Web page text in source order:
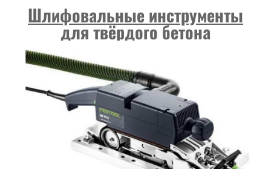
Шлифовальные инструменты
для твёрдого бетона